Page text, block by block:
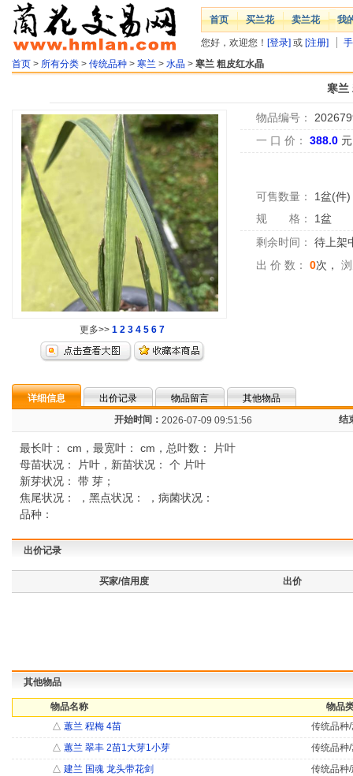
首页 买兰花 卖兰花 我
您好，欢迎您！ [登录] 或 [注册]
首页 > 所有分类 > 传统品种 > 寒兰 > 水晶 > 寒兰 粗皮红水晶
寒兰
更多>> 1 2 3 4 5 6 7
物品编号：
一 口 价：
388.0 元
可售数量： 1盆(件)
规 格：
1盆
剩余时间：
待上架
出 价 数：
0次，
详细信息 出价记录 物品留言
其他物品
开始时间： 2026-07-09 09:51:56 结
最长叶： cm，最宽叶： cm，总叶数： 片叶
母苗状况： 片叶，新苗状况： 个 片叶
新芽状况： 带 芽；
焦尾状况： ，黑点状况： ，病菌状况：
品种：
出价记录
买家/信用度 出价
其他物品
物品名称
物品
△ 蕙兰 程梅 4苗
传统品种
△ 蕙兰 翠丰 2苗1大芽1小芽
传统品种
△ 建兰 国魂 龙头带花剑 传统品种